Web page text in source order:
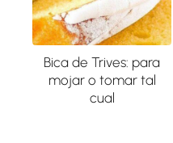
Bica de Trives: para
mojar o tomar tal
cual